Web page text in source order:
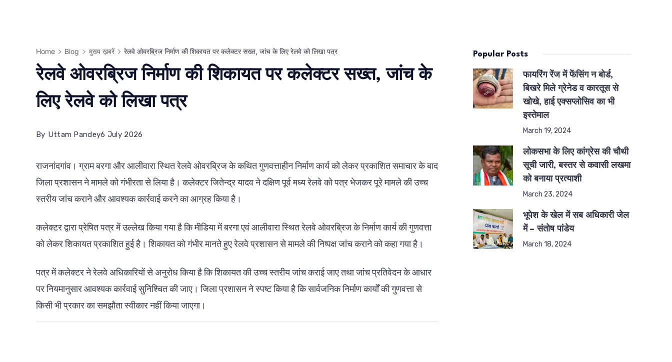
Home Blog मुख्य ख़बरें रेलवे ओवरब्रिज निर्माण की शिकायत पर कलेक्टर सख्त, जांच के लिए रेलवे को लिखा पत्र
रेलवे ओवरब्रिज निर्माण की शिकायत पर कलेक्टर सख्त, जांच के
लिए रेलवे को लिखा पत्र
By Uttam Pandey6 July 2026
राजनांदगांव। ग्राम बरगा और आलीवारा स्थित रेलवे ओवरब्रिज के कथित गुणवत्ताहीन निर्माण कार्य को लेकर प्रकाशित समाचार के बाद
जिला प्रशासन ने मामले को गंभीरता से लिया है। कलेक्टर जितेन्द्र यादव ने दक्षिण पूर्व मध्य रेलवे को पत्र भेजकर पूरे मामले की उच्च
स्तरीय जांच कराने और आवश्यक कार्रवाई करने का आग्रह किया है।
कलेक्टर द्वारा प्रेषित पत्र में उल्लेख किया गया है कि मीडिया में बरगा एवं आलीवारा स्थित रेलवे ओवरब्रिज के निर्माण कार्य की गुणवत्ता
को लेकर शिकायत प्रकाशित हुई है। शिकायत को गंभीर मानते हुए रेलवे प्रशासन से मामले की निष्पक्ष जांच कराने को कहा गया है।
पत्र में कलेक्टर ने रेलवे अधिकारियों से अनुरोध किया है कि शिकायत की उच्च स्तरीय जांच कराई जाए तथा जांच प्रतिवेदन के आधार
पर नियमानुसार आवश्यक कार्रवाई सुनिश्चित की जाए। जिला प्रशासन ने स्पष्ट किया है कि सार्वजनिक निर्माण कार्यों की गुणवत्ता से
किसी भी प्रकार का समझौता स्वीकार नहीं किया जाएगा।
Popular Posts
फायरिंग रेंज में फेंसिंग न बोर्ड,
बिखरे मिले ग्रेनेड व कारतूस से
खोखे, हाई एक्सप्लोसिव का भी
इस्तेमाल
March 19, 2024
लोकसभा के लिए कांग्रेस की चौथी
सूची जारी, बस्तर से कवासी लखमा
को बनाया प्रत्याशी
March 23, 2024
भूपेश के खेल में सब अधिकारी जेल
में – संतोष पांडेय
March 18, 2024